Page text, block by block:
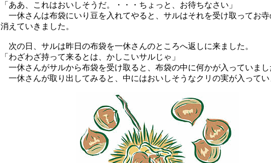
「ああ、これはおいしそうだ。・・・ちょっと、お待ちなさい」
一休さんは布袋にいり豆を入れてやると、サルはそれを受け取ってお寺
消えていきました。
次の日、サルは昨日の布袋を一休さんのところへ返しに来ました。
「わざわざ持って来るとは、かしこいサルじゃ」
一休さんがサルから布袋を受け取ると、布袋の中に何かが入っていまし
一休さんが取り出してみると、中にはおいしそうなクリの実が入ってい